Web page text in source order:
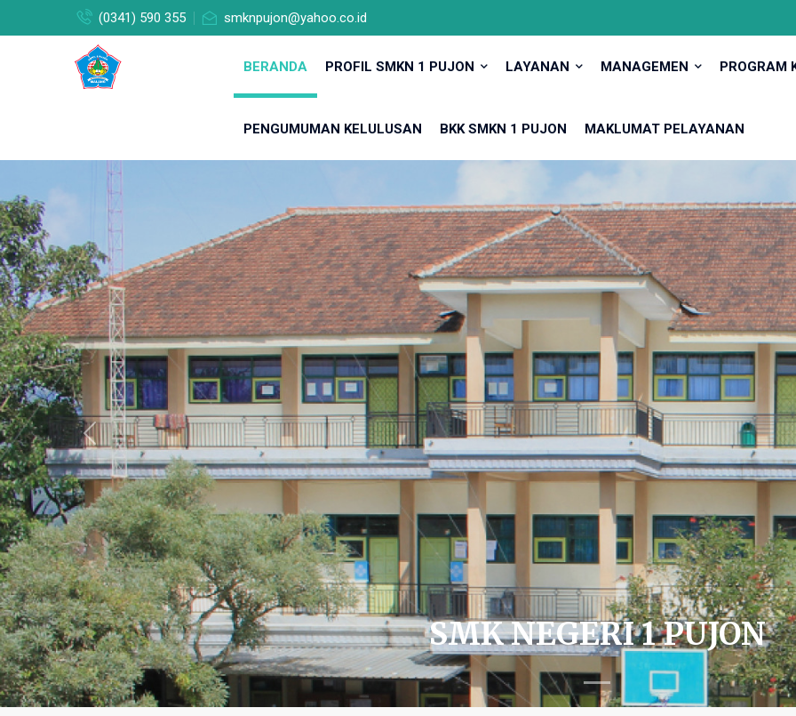
(0341) 590 355 smknpujon@yahoo.co.id
BERANDA PROFIL SMKN 1 PUJON LAYANAN MANAGEMEN PROGRAM
PENGUMUMAN KELULUSAN BKK SMKN 1 PUJON MAKLUMAT PELAYANAN
SMK NEGERI 1 PUJON
Previous